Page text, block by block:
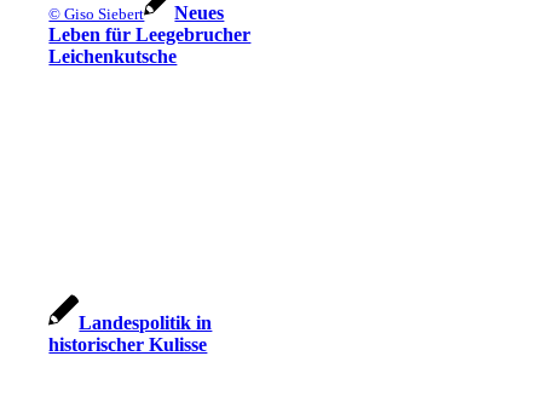
© Giso Siebert
Neues
Leben für Leegebrucher
Leichenkutsche
Landespolitik in
historischer Kulisse